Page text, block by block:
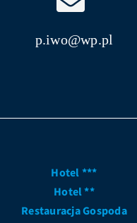
p.iwo@wp.pl
Hotel ***
Hotel **
Restauracja Gospoda